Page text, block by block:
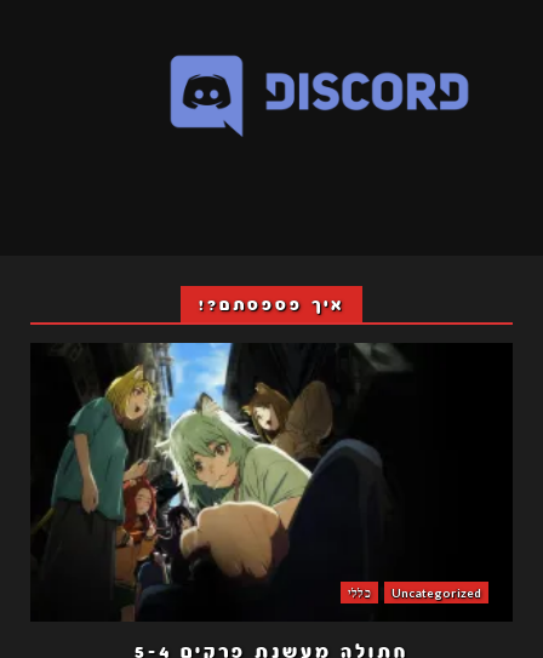
איך פספסתם?!
Uncategorized כללי
חתולה מעשנת פרקים 5-4